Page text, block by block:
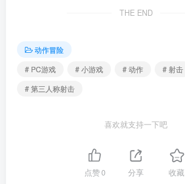
THE END
动作冒险
# PC游戏
# 小游戏 # 动作
# 射击
# 第三人称射击
喜欢就支持一下吧
点赞0 分享 收藏